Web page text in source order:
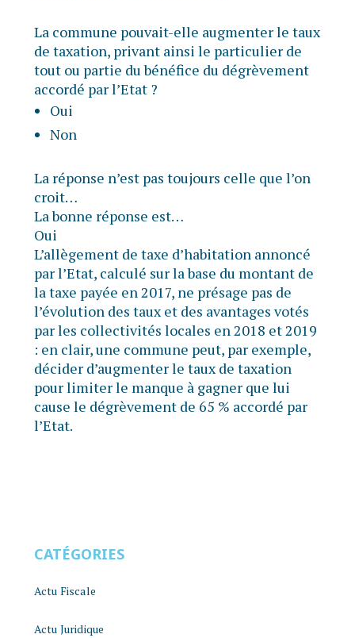
La commune pouvait-elle augmenter le taux
de taxation, privant ainsi le particulier de
tout ou partie du bénéfice du dégrèvement
accordé par l’Etat ?
Oui
Non
La réponse n’est pas toujours celle que l’on
croit…
La bonne réponse est…
Oui
L’allègement de taxe d’habitation annoncé
par l’Etat, calculé sur la base du montant de
la taxe payée en 2017, ne présage pas de
l’évolution des taux et des avantages votés
par les collectivités locales en 2018 et 2019
: en clair, une commune peut, par exemple,
décider d’augmenter le taux de taxation
pour limiter le manque à gagner que lui
cause le dégrèvement de 65 % accordé par
l’Etat.
CATÉGORIES
Actu Fiscale
Actu Juridique